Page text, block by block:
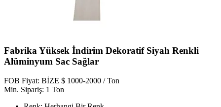
Fabrika Yüksek İndirim Dekoratif Siyah Renkli
Alüminyum Sac Sağlar
FOB Fiyat: BİZE $ 1000-2000 / Ton
Min. Sipariş: 1 Ton